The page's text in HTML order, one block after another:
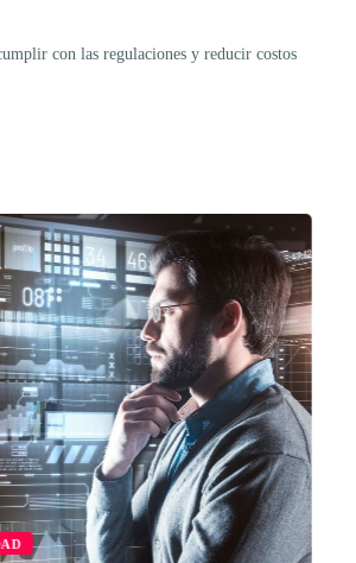
con las regulaciones y reducir costos